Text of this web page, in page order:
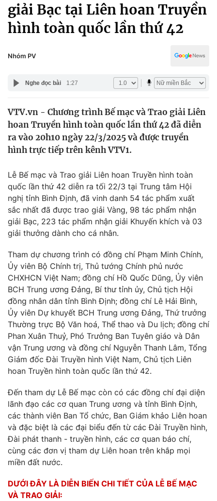
Chính trị
Xã hội
Pháp luật
Y tế
Thế giới
Tin tức
Thế giới đó đây
Câu chuyện quốc tế
Kinh tế
Thị trường
Góc doanh nghiệp
Dữ liệu và đời sống
Truyền hình
Phim VTV
Hậu trường
Nhân vật
Khán giả
Giải sao mai
Giải trí
Âm nhạc
Sao
Đời sống
Du lịch
Làm đẹp
Chất lượng cuộc sống
Giáo dục
Tuyển sinh
Học trực tuyến
Công nghệ
Hitech Công nghệ tương lai
Sản phẩm
Thị trường
Tư vấn
Giao lưu trực tuyến
Lịch phát sóng
Chuyên mục khác
Emagazine Podcast
Photo Infographic
Video Shorts video
Truyền hình
Văn hóa - Giải trí
giải Bạc tại Liên hoan Truyền
hình toàn quốc lần thứ 42
Nhóm PV
Nghe đọc bài 1:27
VTV.vn - Chương trình Bế mạc và Trao giải Liên
hoan Truyền hình toàn quốc lần thứ 42 đã diễn
ra vào 20h10 ngày 22/3/2025 và được truyền
hình trực tiếp trên kênh VTV1.
Lễ Bế mạc và Trao giải Liên hoan Truyền hình toàn
quốc lần thứ 42 diễn ra tối 22/3 tại Trung tâm Hội
nghị tỉnh Bình Định, đã vinh danh 54 tác phẩm xuất
sắc nhất đã được trao giải Vàng, 98 tác phẩm nhận
giải Bạc, 223 tác phẩm nhận giải Khuyến khích và 03
giải thưởng dành cho cá nhân.
Tham dự chương trình có đồng chí Phạm Minh Chính,
Ủy viên Bộ Chính trị, Thủ tướng Chính phủ nước
CHXHCN Việt Nam; đồng chí Hồ Quốc Dũng, Ủy viên
BCH Trung ương Đảng, Bí thư tỉnh ủy, Chủ tịch Hội
đồng nhân dân tỉnh Bình Định; đồng chí Lê Hải Bình,
Ủy viên Dự khuyết BCH Trung ương Đảng, Thứ trưởng
Thường trực Bộ Văn hoá, Thể thao và Du lịch; đồng chí
Phan Xuân Thuỷ, Phó Trưởng Ban Tuyên giáo và Dân
vận Trung ương và đồng chí Nguyễn Thanh Lâm, Tổng
Giám đốc Đài Truyền hình Việt Nam, Chủ tịch Liên
hoan Truyền hình toàn quốc lần thứ 42.
Đến tham dự Lễ Bế mạc còn có các đồng chí đại diện
lãnh đạo các cơ quan Trung ương và tỉnh Bình Định,
các thành viên Ban Tổ chức, Ban Giám khảo Liên hoan
và đặc biệt là các đại biểu đến từ các Đài Truyền hình,
Đài phát thanh - truyền hình, các cơ quan báo chí,
cùng các đơn vị tham dự Liên hoan trên khắp mọi
miền đất nước.
DƯỚI ĐÂY LÀ DIỄN BIẾN CHI TIẾT CỦA LỄ BẾ MẠC
VÀ TRAO GIẢI: